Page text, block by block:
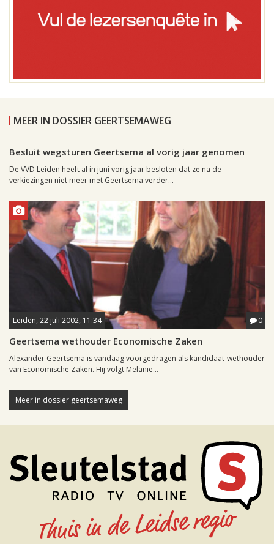
MEER IN DOSSIER GEERTSEMAWEG
Besluit wegsturen Geertsema al vorig jaar genomen
De VVD Leiden heeft al in juni vorig jaar besloten dat ze na de
verkiezingen niet meer met Geertsema verder...
Leiden, 22 juli 2002, 11:34 0
Geertsema wethouder Economische Zaken
Alexander Geertsema is vandaag voorgedragen als kandidaat-wethouder
van Economische Zaken. Hij volgt Melanie...
Meer in dossier geertsemaweg